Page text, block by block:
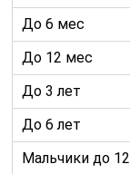
До 6 мес
До 12 мес
До 3 лет
До 6 лет
Мальчики до